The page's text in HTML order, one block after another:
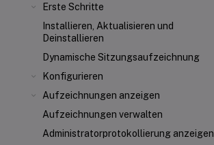
Erste Schritte
Installieren, Aktualisieren und
Deinstallieren
Dynamische Sitzungsaufzeichnung
Konfigurieren
Aufzeichnungen anzeigen
Aufzeichnungen verwalten
Administratorprotokollierung anzeigen